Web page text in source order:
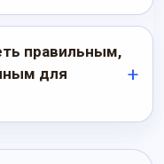
правильным,
для